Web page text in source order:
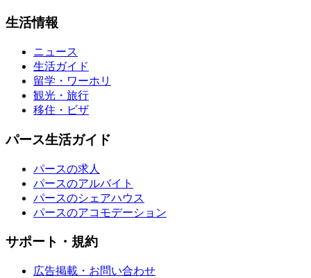
生活情報
ニュース
生活ガイド
留学・ワーホリ
観光・旅行
移住・ビザ
パース生活ガイド
パースの求人
パースのアルバイト
パースのシェアハウス
パースのアコモデーション
サポート・規約
広告掲載・お問い合わせ